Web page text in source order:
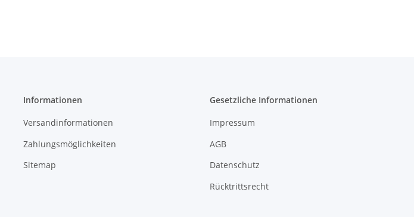
Informationen
Versandinformationen
Zahlungsmöglichkeiten
Sitemap
Gesetzliche Informationen
Impressum
AGB
Datenschutz
Rücktrittsrecht